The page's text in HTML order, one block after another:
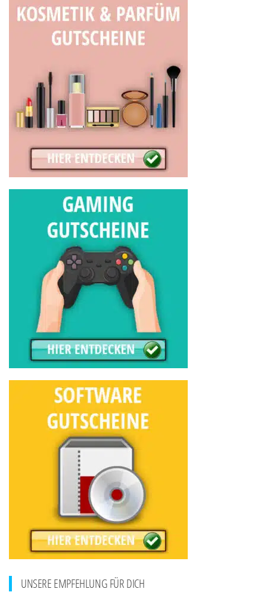
UNSERE EMPFEHLUNG FÜR DICH